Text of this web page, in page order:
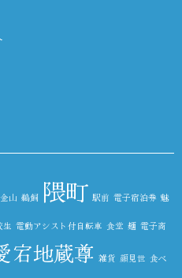
山 鵜飼 隈町 駅前 電子宿泊券 魅
生 電動アシスト付自転車 食堂 麺 電子商
宕地蔵尊 雑貨 顔見世 食べ